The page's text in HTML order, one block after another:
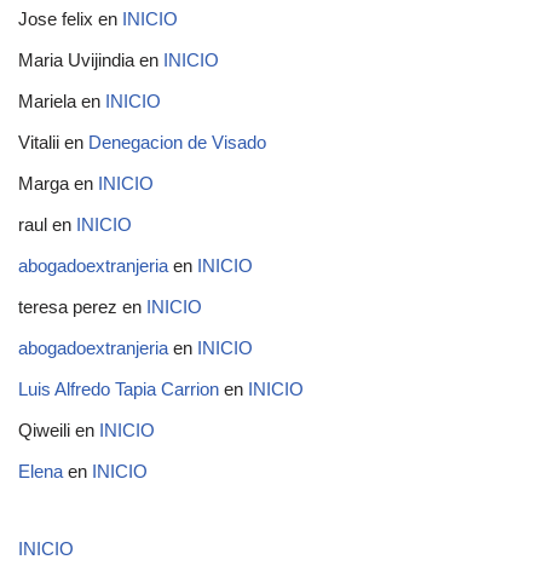
Jose felix en INICIO
Maria Uvijindia en INICIO
Mariela en INICIO
Vitalii en Denegacion de Visado
Marga en INICIO
raul en INICIO
abogadoextranjeria en INICIO
teresa perez en INICIO
abogadoextranjeria en INICIO
Luis Alfredo Tapia Carrion en INICIO
Qiweili en INICIO
Elena en INICIO
INICIO